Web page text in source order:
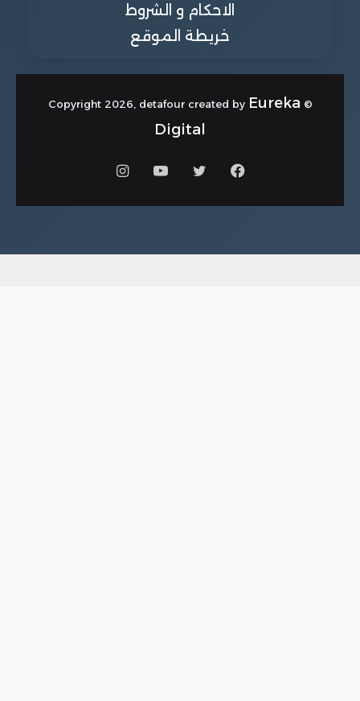
الاحكام و الشروط
خريطة الموقع
© Copyright 2026, detafour created by
Eureka
Digital
فيسبوكتويتر يوتيوبانستقرام